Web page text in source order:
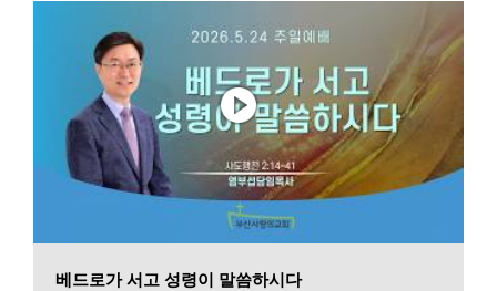
베드로가 서고 성령이 말씀하시다